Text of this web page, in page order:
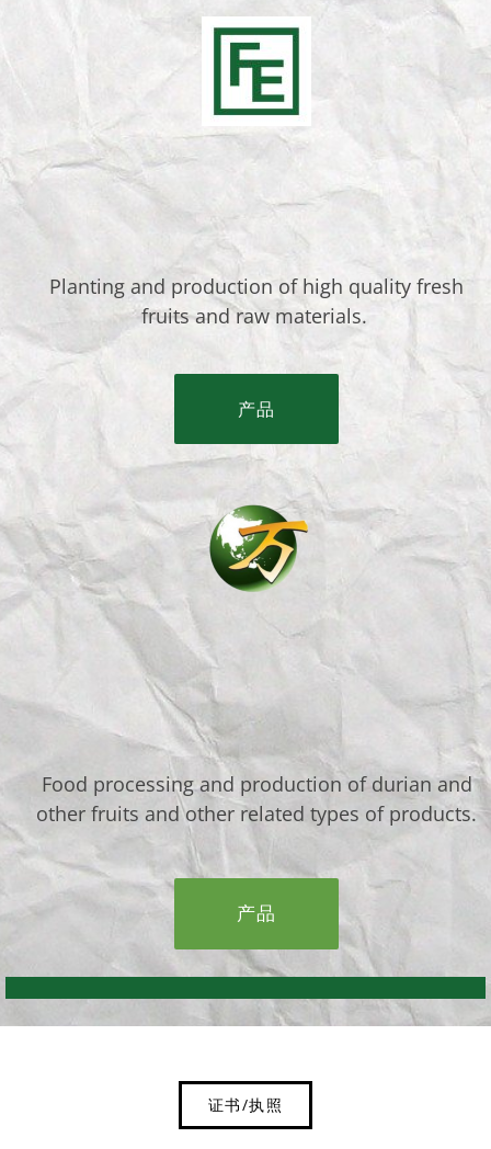
Planting and production of high quality fresh
fruits and raw materials.
产品
Food processing and production of durian and
other fruits and other related types of products.
产品
证书/执照